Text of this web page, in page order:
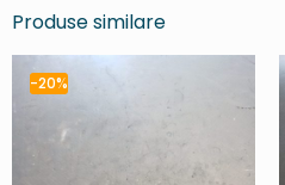
Produse similare
-20%